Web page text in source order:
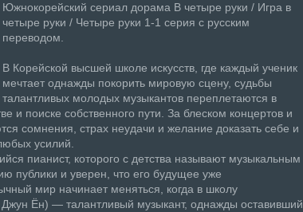
Южнокорейский сериал дорама В четыре руки / Игра в
четыре руки / Четыре руки 1-1 серия с русским
переводом.
В Корейской высшей школе искусств, где каждый ученик
мечтает однажды покорить мировую сцену, судьбы
талантливых молодых музыкантов переплетаются в
и поиске собственного пути. За блеском концертов и
сомнения, страх неудачи и желание доказать себе и
усилий.
пианист, которого с детства называют музыкальным
публики и уверен, что его будущее уже
мир начинает меняться, когда в школу
Ён) — талантливый музыкант, однажды оставивший